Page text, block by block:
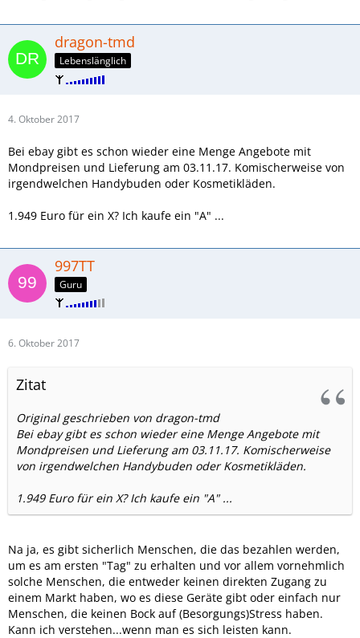
dragon-tmd
Lebenslänglich
4. Oktober 2017
Bei ebay gibt es schon wieder eine Menge Angebote mit
Mondpreisen und Lieferung am 03.11.17. Komischerweise von
irgendwelchen Handybuden oder Kosmetikläden.
1.949 Euro für ein X? Ich kaufe ein "A" ...
997TT
Guru
6. Oktober 2017
Zitat
Original geschrieben von dragon-tmd
Bei ebay gibt es schon wieder eine Menge Angebote mit
Mondpreisen und Lieferung am 03.11.17. Komischerweise
von irgendwelchen Handybuden oder Kosmetikläden.
1.949 Euro für ein X? Ich kaufe ein "A" ...
Na ja, es gibt sicherlich Menschen, die das bezahlen werden,
um es am ersten "Tag" zu erhalten und vor allem vornehmlich
solche Menschen, die entweder keinen direkten Zugang zu
einem Markt haben, wo es diese Geräte gibt oder einfach nur
Menschen, die keinen Bock auf (Besorgungs)Stress haben.
Kann ich verstehen...wenn man es sich leisten kann.